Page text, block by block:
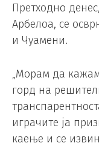
Претходно
Арбелоа, се
и Чуамени.
„Морам да
горд на
играчите ја
каење и се